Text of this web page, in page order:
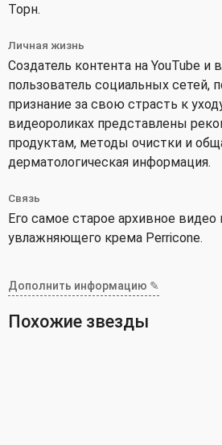
Торн.
Личная жизнь
Создатель контента на YouTube и
пользователь социальных сетей,
признание за свою страсть к
видеороликах представлены
продуктам, методы очистки и
дерматологическая информация.
Связь
Его самое старое архивное видео
увлажняющего крема Perricone.
Дополнить информацию ✎
Похожие звезды